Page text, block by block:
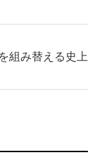
組み替える史上